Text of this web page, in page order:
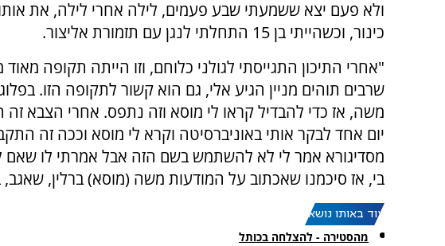
ולא פעם יצא ששמעתי שבע פעמים, לילה אחרי לילה, את
כינור, וכשהייתי בן 15 התחלתי לנגן עם תזמורת אליצור.
"אחרי התיכון התגייסתי לגולני כלוחם, וזו הייתה תקופה
שרבים תוהים מניין הגיע אלי, גם הוא קשור לתקופה הזו.
משה, אז כדי להבדיל קראו לי מוסא וזה נתפס. אחרי הצבא
יום אחד לבקר אותי באוניברסיטה וקרא לי מוסא וככה זה
מסדיגורא אמר לי לא להשתמש בשם הזה אבל אמרתי לו
בי, אז סיכמנו שאכתוב על המודעות משה (מוסא) ברלין, שאגב,
עוד באותו נושא:
מהסטירה - להצלחה בכותל